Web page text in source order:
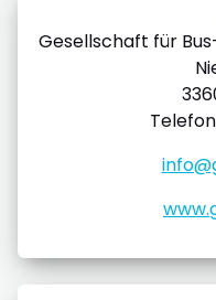
Gesellschaft für